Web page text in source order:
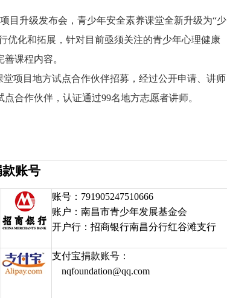
目升级发布会，青少年安全素养课堂全新升级为“少
优化和拓展，针对目前亟须关注的青少年心理健康
课程内容。
项目地方试点合作伙伴招募，经过公开申请、讲师
合作伙伴，认证通过99名地方志愿者讲师。
账号
账号：791905247510666
账户：南昌市青少年发展基金会
开户行：招商银行南昌分行红谷滩支行
支付宝捐款账号：
nqfoundation@qq.com